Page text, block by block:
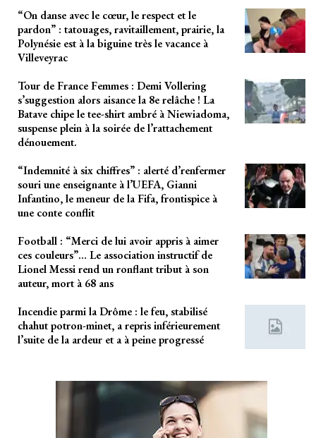
“On danse avec le cœur, le respect et le
pardon” : tatouages, ravitaillement, prairie, la
Polynésie est à la biguine très le vacance à
Villeveyrac
Tour de France Femmes : Demi Vollering
s’suggestion alors aisance la 8e relâche ! La
Batave chipe le tee-shirt ambré à Niewiadoma,
suspense plein à la soirée de l’rattachement
dénouement.
“Indemnité à six chiffres” : alerté d’renfermer
souri une enseignante à l’UEFA, Gianni
Infantino, le meneur de la Fifa, frontispice à
une conte conflit
Football : “Merci de lui avoir appris à aimer
ces couleurs”… Le association instructif de
Lionel Messi rend un ronflant tribut à son
auteur, mort à 68 ans
Incendie parmi la Drôme : le feu, stabilisé
chahut potron-minet, a repris inférieurement
l’suite de la ardeur et a à peine progressé